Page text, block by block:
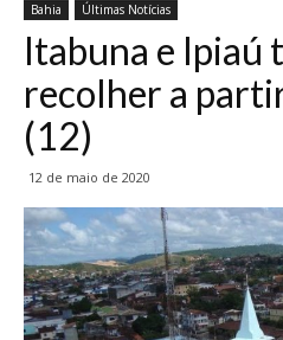
Bahia Últimas Notícias
Itabuna e Ipiaú
recolher a
(12)
12 de maio de 2020